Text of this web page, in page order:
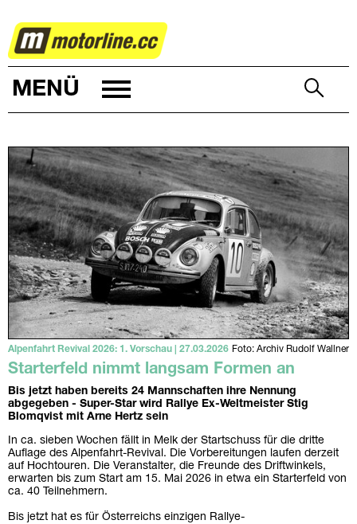
RALLYE
MENÜ
Foto: Archiv Rudolf Wallner
Alpenfahrt Revival 2026: 1. Vorschau | 27.03.2026
Starterfeld nimmt langsam Formen an
Bis jetzt haben bereits 24 Mannschaften ihre Nennung
abgegeben - Super-Star wird Rallye Ex-Weltmeister Stig
Blomqvist mit Arne Hertz sein
In ca. sieben Wochen fällt in Melk der Startschuss für die dritte
Auflage des Alpenfahrt-Revival. Die Vorbereitungen laufen derzeit
auf Hochtouren. Die Veranstalter, die Freunde des Driftwinkels,
erwarten bis zum Start am 15. Mai 2026 in etwa ein Starterfeld von
ca. 40 Teilnehmern.
Bis jetzt hat es für Österreichs einzigen Rallye-